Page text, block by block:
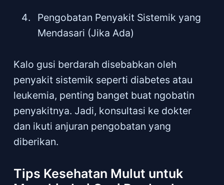
Pengobatan Penyakit Sistemik yang
Mendasari (Jika Ada)
Kalo gusi berdarah disebabkan oleh
penyakit sistemik seperti diabetes atau
leukemia, penting banget buat ngobatin
penyakitnya. Jadi, konsultasi ke dokter
dan ikuti anjuran pengobatan yang
diberikan.
Tips Kesehatan Mulut untuk